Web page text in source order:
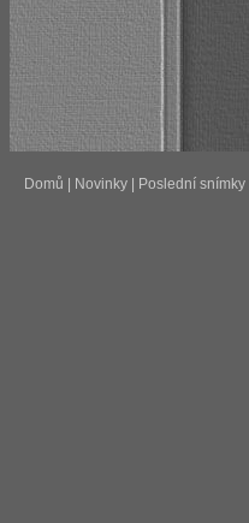
Domů Novinky| Poslední snímky|